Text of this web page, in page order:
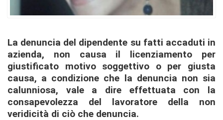
La denuncia del dipendente su fatti accaduti in
azienda, non causa il licenziamento per
giustificato motivo soggettivo o per giusta
causa, a condizione che la denuncia non sia
calunniosa, vale a dire effettuata con la
consapevolezza del lavoratore della non
veridicità di ciò che denuncia.